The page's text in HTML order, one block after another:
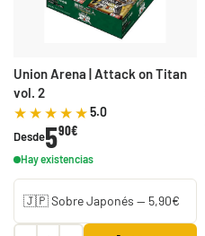
Union Arena | Attack on Titan
vol. 2
5.0
Desde590€
Hay existencias